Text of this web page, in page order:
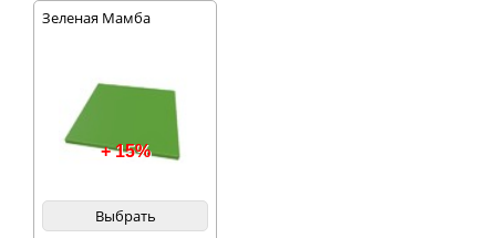
Зеленая Мамба
+ 15%
Выбрать